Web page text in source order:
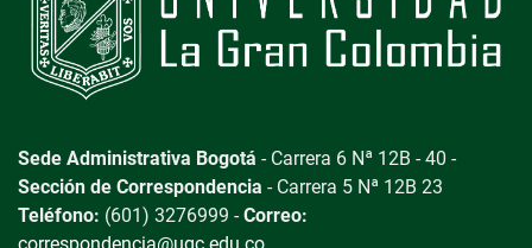
Sede Administrativa Bogotá - Carrera 6 Nª 12B - 40 -
Sección de Correspondencia - Carrera 5 Nª 12B 23
Teléfono: (601) 3276999 -Correo: